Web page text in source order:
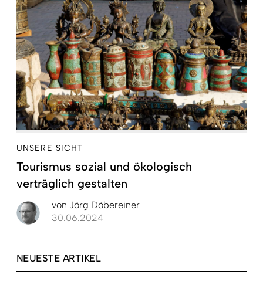
UNSERE SICHT
Tourismus sozial und ökologisch
verträglich gestalten
von Jörg Döbereiner
30.06.2024
NEUESTE ARTIKEL